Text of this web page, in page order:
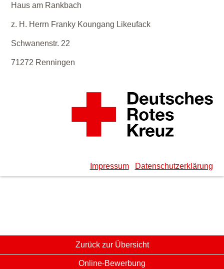
Haus am Rankbach
z. H. Herrn Franky Koungang Likeufack
Schwanenstr. 22
71272 Renningen
Impressum Datenschutzerklärung
Zurück zur Übersicht
Online-Bewerbung